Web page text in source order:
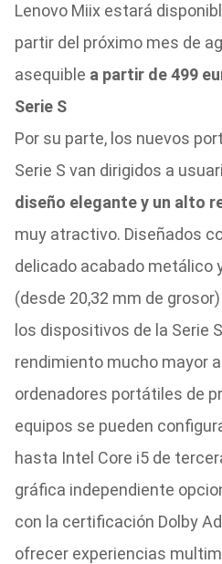
Lenovo Miix estará
partir del próximo mes de
asequible a partir de 499
Serie S
Por su parte, los nuevos
Serie S van dirigidos a
diseño elegante y un alto
muy atractivo. Diseñados
delicado acabado metálico
(desde 20,32 mm de
los dispositivos de la Serie
rendimiento mucho mayor
ordenadores portátiles de
equipos se pueden
hasta Intel Core i5 de
gráfica independiente
con la certificación Dolby
ofrecer experiencias